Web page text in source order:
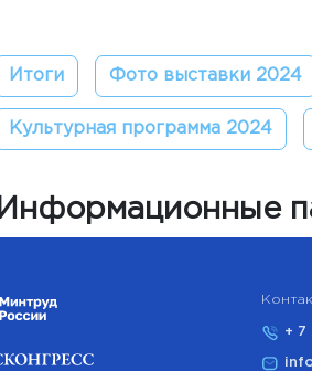
Итоги Фото выставки 2024
Культурная программа 2024
Информационные
+ 7